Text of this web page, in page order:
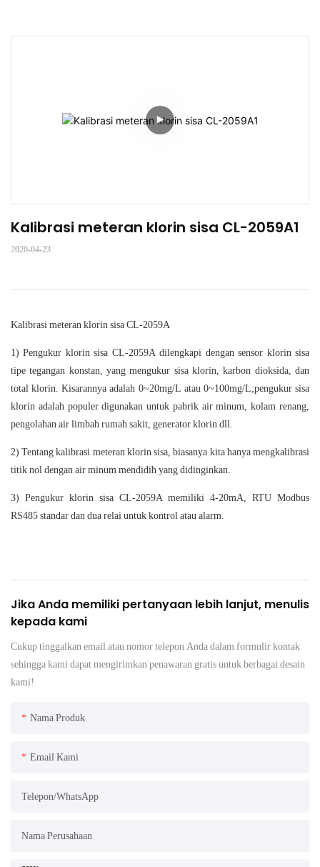
Kalibrasi meteran klorin sisa CL-2059A1
2020-04-23
Kalibrasi meteran klorin sisa CL-2059A
1) Pengukur klorin sisa CL-2059A dilengkapi dengan sensor klorin sisa
tipe tegangan konstan, yang mengukur sisa klorin, karbon dioksida, dan
total klorin. Kisarannya adalah 0~20mg/L atau 0~100mg/L;pengukur sisa
klorin adalah populer digunakan untuk pabrik air minum, kolam renang,
pengolahan air limbah rumah sakit, generator klorin dll.
2) Tentang kalibrasi meteran klorin sisa, biasanya kita hanya mengkalibrasi
titik nol dengan air minum mendidih yang didinginkan.
3) Pengukur klorin sisa CL-2059A memiliki 4-20mA, RTU Modbus
RS485 standar dan dua relai untuk kontrol atau alarm.
Jika Anda memiliki pertanyaan lebih lanjut, menulis
kepada kami
Cukup tinggalkan email atau nomor telepon Anda dalam formulir kontak
sehingga kami dapat mengirimkan penawaran gratis untuk berbagai desain
kami!
Nama Produk
Email Kami
Telepon/WhatsApp
Nama Perusahaan